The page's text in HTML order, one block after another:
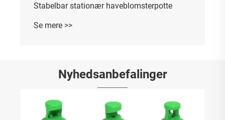
Stabelbar stationær haveblomsterpotte
Se mere >>
Nyhedsanbefalinger